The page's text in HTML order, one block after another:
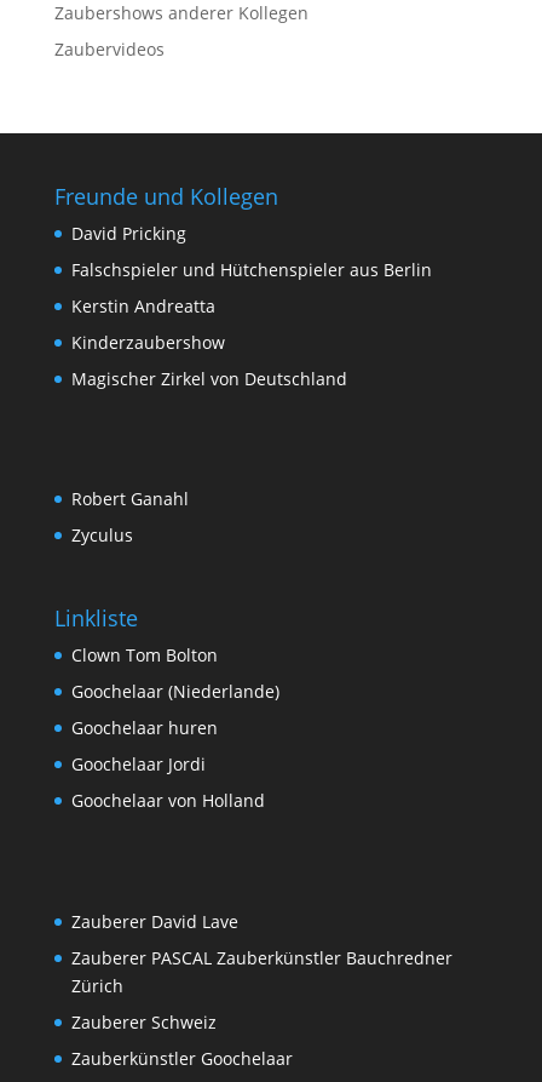
Zaubershows anderer Kollegen
Zaubervideos
Freunde und Kollegen
David Pricking
Falschspieler und Hütchenspieler aus Berlin
Kerstin Andreatta
Kinderzaubershow
Magischer Zirkel von Deutschland
Robert Ganahl
Zyculus
Linkliste
Clown Tom Bolton
Goochelaar (Niederlande)
Goochelaar huren
Goochelaar Jordi
Goochelaar von Holland
Zauberer David Lave
Zauberer PASCAL Zauberkünstler Bauchredner
Zürich
Zauberer Schweiz
Zauberkünstler Goochelaar